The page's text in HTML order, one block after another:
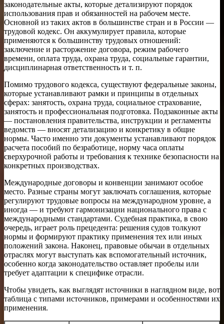
законодательные акты, которые детализируют порядок
использования прав и обязанностей на рабочем месте.
Основной из таких актов в большинстве стран и в России —
трудовой кодекс. Он аккумулирует правила, которые
применяются к большинству трудовых отношений:
заключение и расторжение договора, режим рабочего
времени, оплата труда, охрана труда, социальные гарантии,
дисциплинарная ответственность и т. п.
Помимо трудового кодекса, существуют федеральные законы,
которые устанавливают рамки и принципы в отдельных
сферах: занятость, охрана труда, социальное страхование,
занятость и профессиональная подготовка. Подзаконные акты
— постановления правительства, инструкции и регламенты
ведомств — вносят детализацию и конкретику в общие
нормы. Часто именно эти документы устанавливают порядок
расчета пособий по безработице, норму часа оплаты
сверхурочной работы и требования к технике безопасности на
конкретных производствах.
Международные договоры и конвенции занимают особое
место. Разные страны могут заключать соглашения, которые
регулируют трудовые вопросы на международном уровне, а
иногда — и требуют гармонизации национального права с
международными стандартами. Судебная практика, в свою
очередь, играет роль прецедента: решения судов толкуют
нормы и формируют практику применения тех или иных
положений закона. Наконец, правовые обычаи в отдельных
отраслях могут выступать как вспомогательный источник,
особенно когда законодательство оставляет пробелы или
требует адаптации к специфике отрасли.
Чтобы увидеть, как выглядят источники в наглядном виде, вот
таблица с типами источников, примерами и особенностями их
применения.